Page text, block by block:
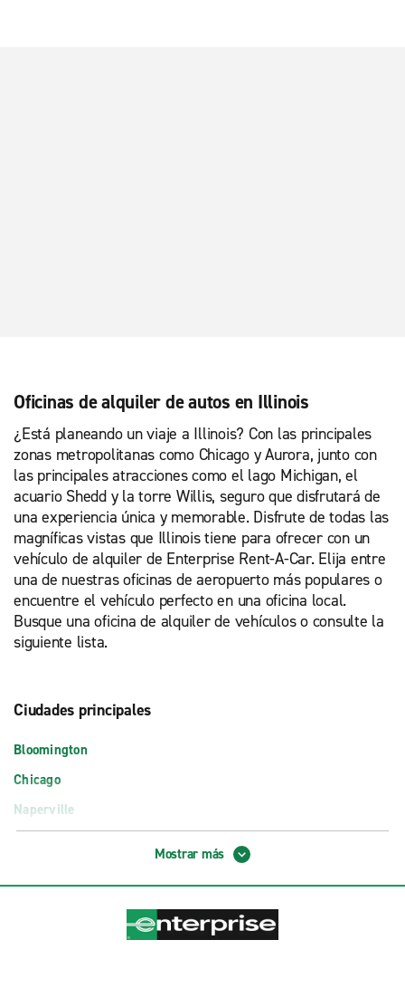
Oficinas de alquiler de autos en Illinois
¿Está planeando un viaje a Illinois? Con las principales
zonas metropolitanas como Chicago y Aurora, junto con
las principales atracciones como el lago Michigan, el
acuario Shedd y la torre Willis, seguro que disfrutará de
una experiencia única y memorable. Disfrute de todas las
magníficas vistas que Illinois tiene para ofrecer con un
vehículo de alquiler de Enterprise Rent-A-Car. Elija entre
una de nuestras oficinas de aeropuerto más populares o
encuentre el vehículo perfecto en una oficina local.
Busque una oficina de alquiler de vehículos o consulte la
siguiente lista.
Ciudades principales
Bloomington
Chicago
Naperville
Apto. Abraham Lincoln Capital, Springfield (SPI)
Mostrar más